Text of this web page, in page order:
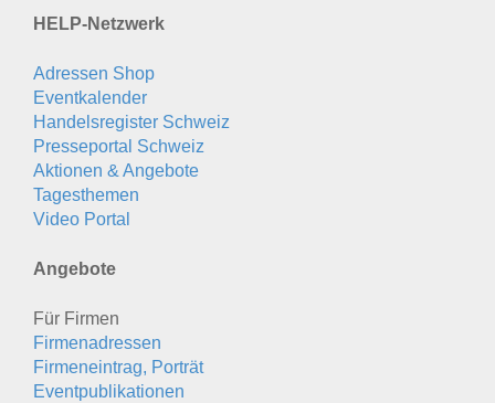
HELP-Netzwerk
Adressen Shop
Eventkalender
Handelsregister Schweiz
Presseportal Schweiz
Aktionen & Angebote
Tagesthemen
Video Portal
Angebote
Für Firmen
Firmenadressen
Firmeneintrag, Porträt
Eventpublikationen